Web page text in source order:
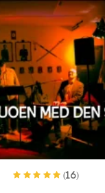
(16)